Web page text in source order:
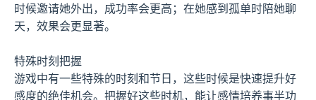
时候邀请她外出，成功率会更高；在她感到孤单时陪她聊
天，效果会更显著。
特殊时刻把握
游戏中有一些特殊的时刻和节日，这些时候是快速提升好
感度的绝佳机会。把握好这些时机，能让感情培养事半功